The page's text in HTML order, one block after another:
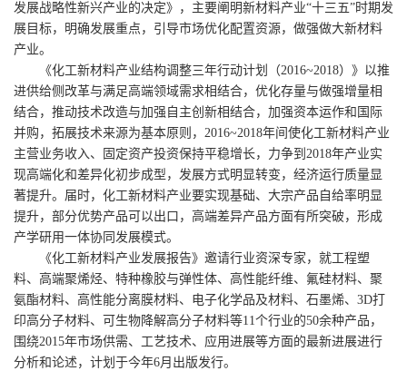
发展战略性新兴产业的决定》，主要阐明新材料产业“十三五”时期发
展目标，明确发展重点，引导市场优化配置资源，做强做大新材料
产业。
《化工新材料产业结构调整三年行动计划（2016~2018）》以推
进供给侧改革与满足高端领域需求相结合，优化存量与做强增量相
结合，推动技术改造与加强自主创新相结合，加强资本运作和国际
并购，拓展技术来源为基本原则，2016~2018年间使化工新材料产业
主营业务收入、固定资产投资保持平稳增长，力争到2018年产业实
现高端化和差异化初步成型，发展方式明显转变，经济运行质量显
著提升。届时，化工新材料产业要实现基础、大宗产品自给率明显
提升，部分优势产品可以出口，高端差异产品方面有所突破，形成
产学研用一体协同发展模式。
《化工新材料产业发展报告》邀请行业资深专家，就工程塑
料、高端聚烯烃、特种橡胶与弹性体、高性能纤维、氟硅材料、聚
氨酯材料、高性能分离膜材料、电子化学品及材料、石墨烯、3D打
印高分子材料、可生物降解高分子材料等11个行业的50余种产品，
围绕2015年市场供需、工艺技术、应用进展等方面的最新进展进行
分析和论述，计划于今年6月出版发行。